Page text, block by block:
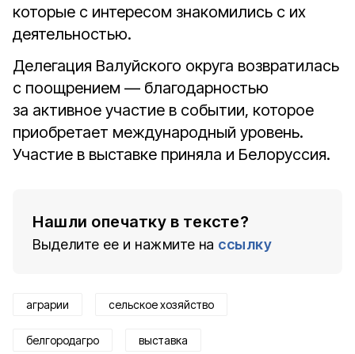
которые с интересом знакомились с их
деятельностью.
Делегация Валуйского округа возвратилась
с поощрением — благодарностью
за активное участие в событии, которое
приобретает международный уровень.
Участие в выставке приняла и Белоруссия.
Нашли опечатку в тексте?
Выделите ее и нажмите на ссылку
аграрии сельское хозяйство
белгородагро выставка